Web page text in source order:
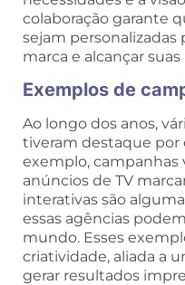
colaboração garante
sejam personalizadas
marca e alcançar
Exemplos de
Ao longo dos anos,
tiveram destaque por
exemplo, campanhas
anúncios de TV
interativas são
essas agências
mundo. Esses
criatividade, aliada a
gerar resultados